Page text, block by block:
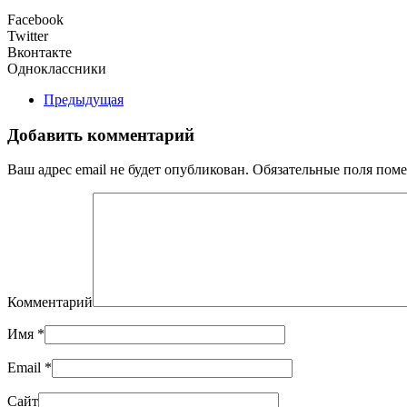
Facebook
Twitter
Вконтакте
Одноклассники
Предыдущая
Добавить комментарий
Ваш адрес email не будет опубликован. Обязательные поля
Комментарий
Имя *
Email *
Сайт